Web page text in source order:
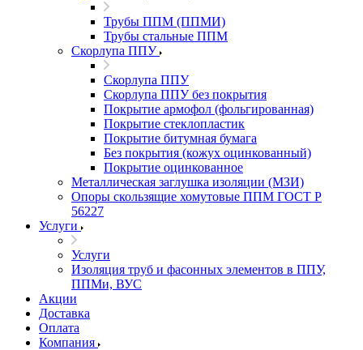
Трубы ППМ (ППМИ)
Трубы стальные ППМ
Скорлупа ППУ
Скорлупа ППУ
Скорлупа ППУ без покрытия
Покрытие армофол (фольгированная)
Покрытие стеклопластик
Покрытие битумная бумага
Без покрытия (кожух оцинкованный)
Покрытие оцинкованное
Металлическая заглушка изоляции (МЗИ)
Опоры скользящие хомутовые ППМ ГОСТ Р
56227
Услуги
Услуги
Изоляция труб и фасонных элементов в ППУ,
ППМи, ВУС
Акции
Доставка
Оплата
Компания